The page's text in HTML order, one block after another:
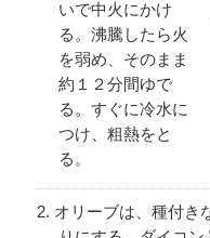
いで中火にかけ
る。沸騰したら火
を弱め、そのまま
約１２分間ゆで
る。すぐに冷水に
つけ、粗熱をと
る。
オリーブは、種付き